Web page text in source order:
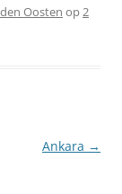
Oosten op2
Ankara →